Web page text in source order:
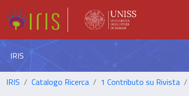
IRIS
IRIS Catalogo Ricerca 1 Contributo su Rivista